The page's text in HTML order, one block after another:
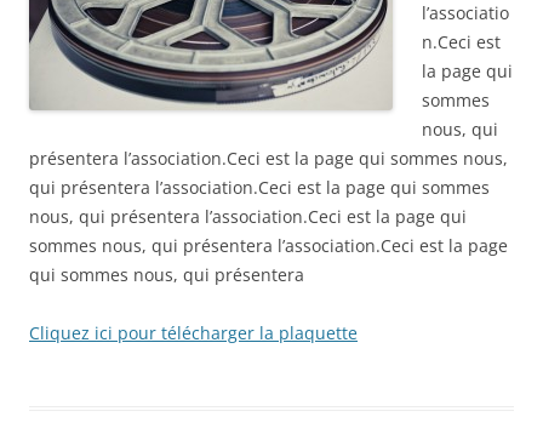
l’associatio
n.Ceci est
la page qui
sommes
nous, qui
présentera l’association.Ceci est la page qui sommes nous,
qui présentera l’association.Ceci est la page qui sommes
nous, qui présentera l’association.Ceci est la page qui
sommes nous, qui présentera l’association.Ceci est la page
qui sommes nous, qui présentera
Cliquez ici pour télécharger la plaquette